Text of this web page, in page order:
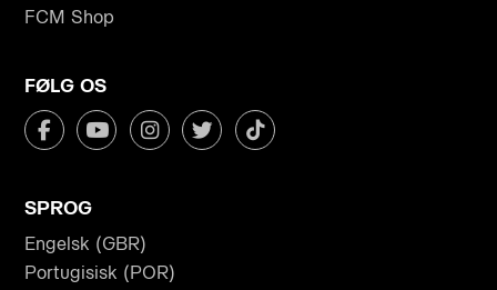
FCM Shop
FØLG OS
SPROG
Engelsk (GBR)
Portugisisk (POR)